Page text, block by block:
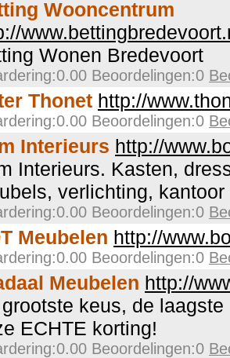
Wooncentrum
Wonen Bredevoort
Beoordelingen:0
Thonet http://
Beoordelingen:0
Interieurs http://
Interieurs. Kasten,
verlichting,
Beoordelingen:0
Meubelen http://
Beoordelingen:0
Meubelen http://
keus, de
ECHTE korting!
Beoordelingen:0